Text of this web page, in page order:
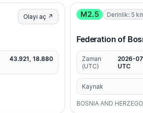
Olayı aç ↗
43.921, 18.880
M2.5 Derinlik: 5
Federation of
Zaman
(UTC)
2026-
UTC
Kaynak
BOSNIA AND